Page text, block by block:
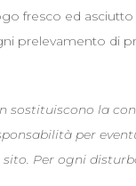
fresco ed
prelevamento di
sostituiscono la
per
Per ogni